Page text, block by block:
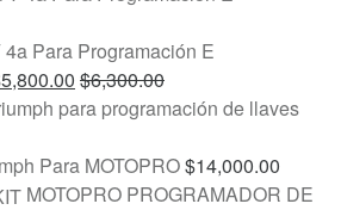
Para Programación E
5,800.00 $6,300.00
Para MOTOPRO$14,000.00
MOTOPRO PROGRAMADOR DE